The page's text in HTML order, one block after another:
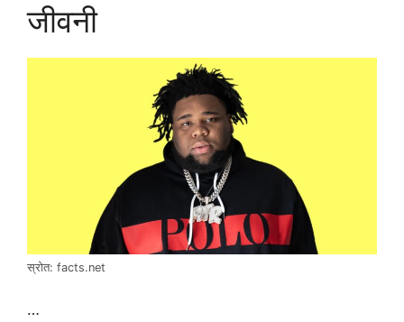
जीवनी
स्रोत: facts.net
…